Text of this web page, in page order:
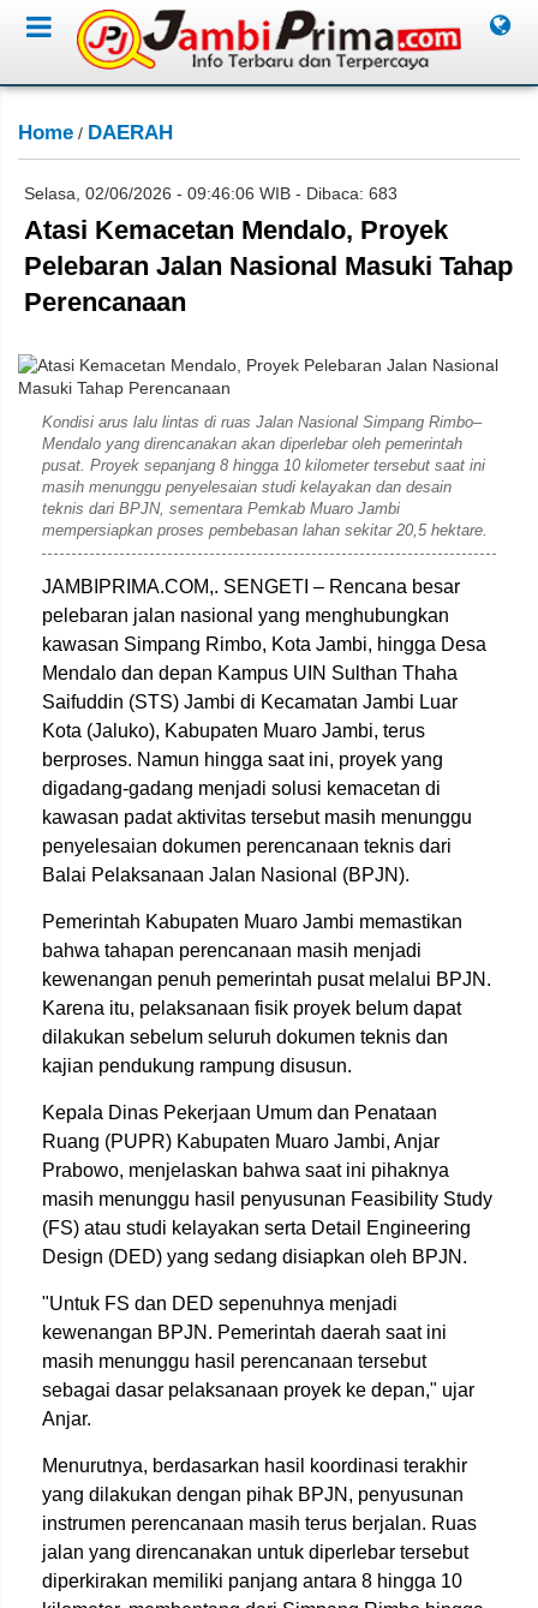
Home / DAERAH
Selasa, 02/06/2026 - 09:46:06 WIB - Dibaca: 683
Atasi Kemacetan Mendalo, Proyek
Pelebaran Jalan Nasional Masuki Tahap
Perencanaan
Kondisi arus lalu lintas di ruas Jalan Nasional Simpang Rimbo–
Mendalo yang direncanakan akan diperlebar oleh pemerintah
pusat. Proyek sepanjang 8 hingga 10 kilometer tersebut saat ini
masih menunggu penyelesaian studi kelayakan dan desain
teknis dari BPJN, sementara Pemkab Muaro Jambi
mempersiapkan proses pembebasan lahan sekitar 20,5 hektare.
JAMBIPRIMA.COM,. SENGETI – Rencana besar
pelebaran jalan nasional yang menghubungkan
kawasan Simpang Rimbo, Kota Jambi, hingga Desa
Mendalo dan depan Kampus UIN Sulthan Thaha
Saifuddin (STS) Jambi di Kecamatan Jambi Luar
Kota (Jaluko), Kabupaten Muaro Jambi, terus
berproses. Namun hingga saat ini, proyek yang
digadang-gadang menjadi solusi kemacetan di
kawasan padat aktivitas tersebut masih menunggu
penyelesaian dokumen perencanaan teknis dari
Balai Pelaksanaan Jalan Nasional (BPJN).
Pemerintah Kabupaten Muaro Jambi memastikan
bahwa tahapan perencanaan masih menjadi
kewenangan penuh pemerintah pusat melalui BPJN.
Karena itu, pelaksanaan fisik proyek belum dapat
dilakukan sebelum seluruh dokumen teknis dan
kajian pendukung rampung disusun.
Kepala Dinas Pekerjaan Umum dan Penataan
Ruang (PUPR) Kabupaten Muaro Jambi, Anjar
Prabowo, menjelaskan bahwa saat ini pihaknya
masih menunggu hasil penyusunan Feasibility Study
(FS) atau studi kelayakan serta Detail Engineering
Design (DED) yang sedang disiapkan oleh BPJN.
"Untuk FS dan DED sepenuhnya menjadi
kewenangan BPJN. Pemerintah daerah saat ini
masih menunggu hasil perencanaan tersebut
sebagai dasar pelaksanaan proyek ke depan," ujar
Anjar.
Menurutnya, berdasarkan hasil koordinasi terakhir
yang dilakukan dengan pihak BPJN, penyusunan
instrumen perencanaan masih terus berjalan. Ruas
jalan yang direncanakan untuk diperlebar tersebut
diperkirakan memiliki panjang antara 8 hingga 10